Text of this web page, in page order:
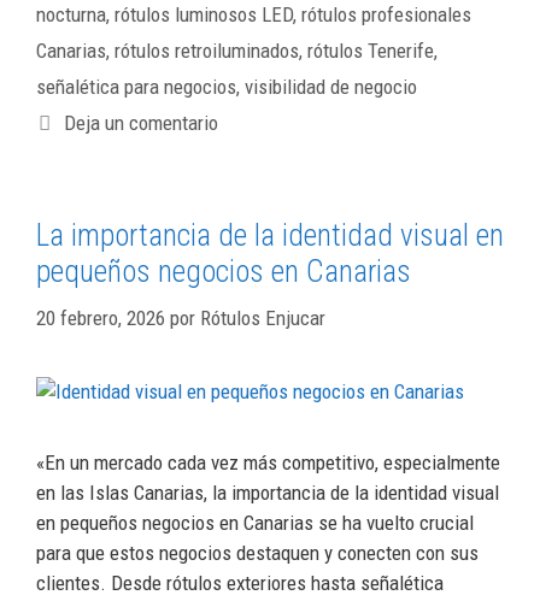
nocturna, rótulos luminosos LED, rótulos profesionales
Canarias, rótulos retroiluminados, rótulos Tenerife,
señalética para negocios, visibilidad de negocio
Deja un comentario
La importancia de la identidad visual en
pequeños negocios en Canarias
20 febrero, 2026 por Rótulos Enjucar
«En un mercado cada vez más competitivo, especialmente
en las Islas Canarias, la importancia de la identidad visual
en pequeños negocios en Canarias se ha vuelto crucial
para que estos negocios destaquen y conecten con sus
clientes. Desde rótulos exteriores hasta señalética